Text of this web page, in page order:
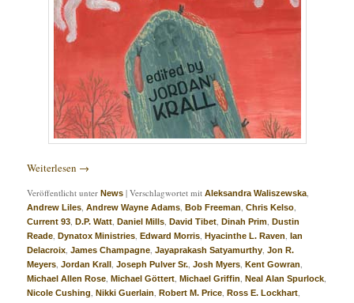
Weiterlesen →
Veröffentlicht unter News |Verschlagwortet mit Aleksandra Waliszewska
Andrew Liles ,Andrew Wayne Adams ,Bob Freeman ,Chris Kelso
Current 93 ,D.P. Watt ,Daniel Mills ,David Tibet ,Dinah Prim ,Dustin
Reade ,Dynatox Ministries ,Edward Morris ,Hyacinthe L. Raven ,Ian
Delacroix ,James Champagne ,Jayaprakash Satyamurthy ,Jon R.
Meyers ,Jordan Krall ,Joseph Pulver Sr. ,Josh Myers ,Kent Gowran
Michael Allen Rose ,Michael Göttert ,Michael Griffin ,Neal Alan Spurlock
Nicole Cushing ,Nikki Guerlain ,Robert M. Price ,Ross E. Lockhart